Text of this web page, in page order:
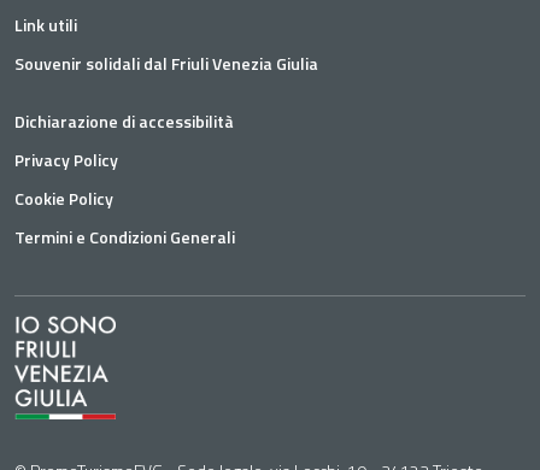
Link utili
Souvenir solidali dal Friuli Venezia Giulia
Dichiarazione di accessibilità
Privacy Policy
Cookie Policy
Termini e Condizioni Generali